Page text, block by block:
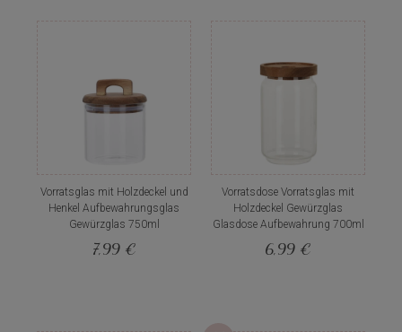
Vorratsglas mit Holzdeckel und
Henkel Aufbewahrungsglas
Gewürzglas 750ml
7,99 €
Vorratsdose Vorratsglas mit
Holzdeckel Gewürzglas
Glasdose Aufbewahrung 700ml
6,99 €